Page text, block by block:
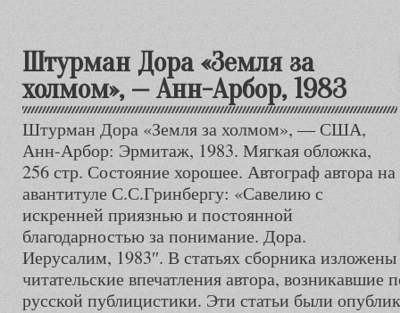
Штурман Дора «Земля за
холмом», — Анн-Арбор, 1983
Штурман Дора «Земля за холмом», — США,
Анн-Арбор: Эрмитаж, 1983. Мягкая обложка,
256 стр. Состояние хорошее. Автограф автора на
авантитуле С.С.Гринбергу: «Савелию с
искренней приязнью и постоянной
благодарностью за понимание. Дора.
Иерусалим, 1983″. В статьях сборника
читательские впечатления автора, возникавшие
русской публицистики. Эти статьи были